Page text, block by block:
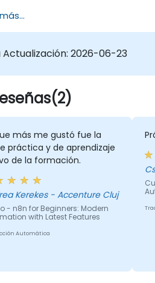
de n8n y utilizar sus
más recientes para
Actualización: 2026-06-23
más me gustó fue la
práctica y de aprendizaje
de la formación.
Kerekes - Accenture Cluj
- n8n for Beginners: Modern
with Latest Features
Automática